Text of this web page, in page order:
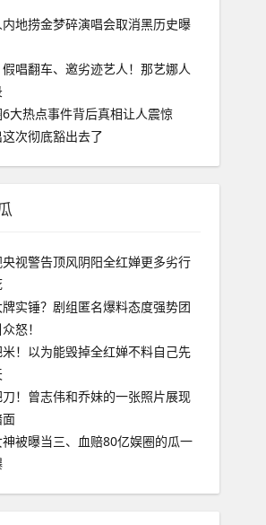
古力娜扎耍大牌实锤？剧组匿
地捞金梦碎演唱会取消黑历史曝
唱翻车、邀劣迹艺人！那艺娜人
大热点事件背后真相让人震惊
次彻底豁出去了
视警告顶风阴阳全红婵更多劣行
实锤？剧组匿名爆料态度强势团
怒！
！以为能毁掉全红婵不料自己先
！曾志伟和乔妹的一张照片展现
被曝当三、血赔80亿娱圈的瓜一